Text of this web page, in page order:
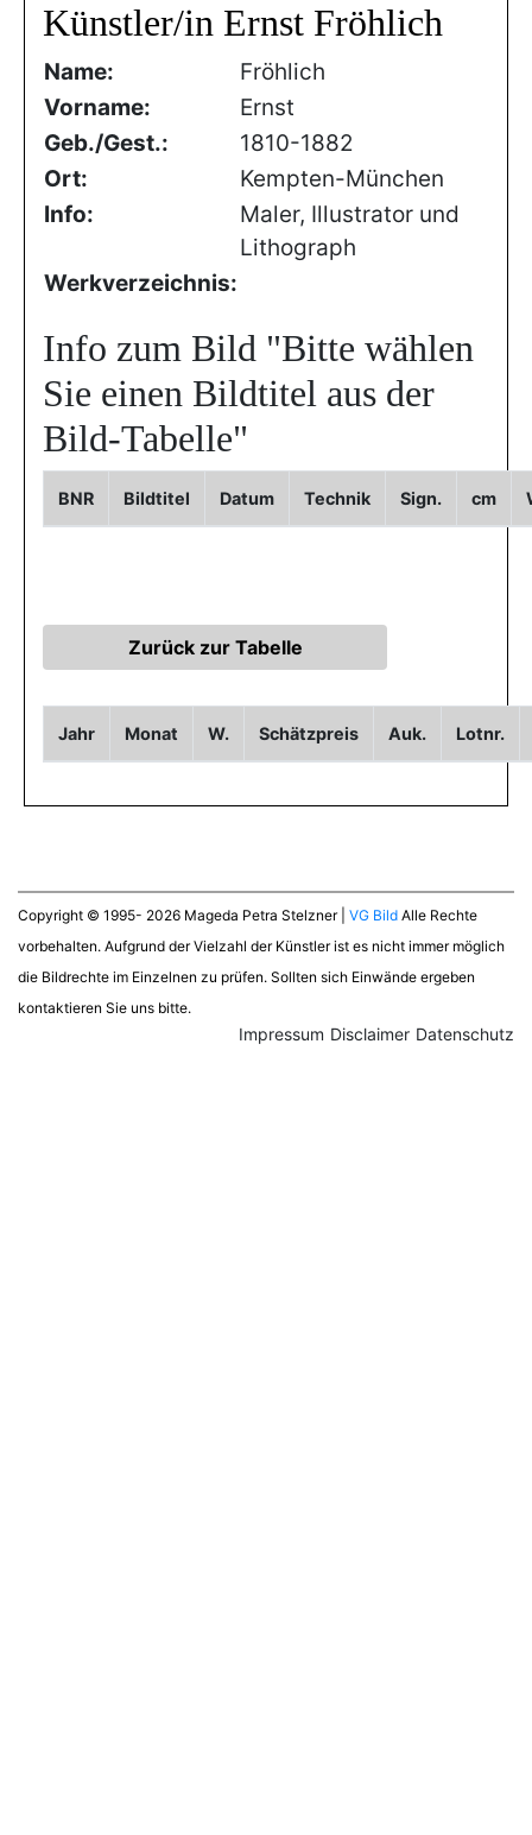
Künstler/in Ernst Fröhlich
Name:
Fröhlich
Vorname:
Ernst
Geb./Gest.:
1810-1882
Ort:
Kempten-München
Info:
Maler, Illustrator und
Lithograph
Werkverzeichnis:
Info zum Bild "Bitte wählen
Sie einen Bildtitel aus der
Bild-Tabelle"
BNR Bildtitel Datum Technik Sign. cm
Jahr Monat W. Schätzpreis Auk. Lotnr.
Copyright © 1995- 2026 Mageda Petra Stelzner | VG Bild Alle Rechte
vorbehalten. Aufgrund der Vielzahl der Künstler ist es nicht immer möglich
die Bildrechte im Einzelnen zu prüfen. Sollten sich Einwände ergeben
kontaktieren Sie uns bitte.
Datenschutz
Disclaimer
Impressum